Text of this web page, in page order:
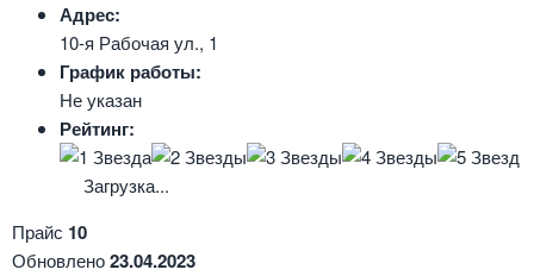
Адрес:
10-я Рабочая ул., 1
График работы:
Не указан
Рейтинг:
Загрузка...
Прайс 10
Обновлено23.04.2023